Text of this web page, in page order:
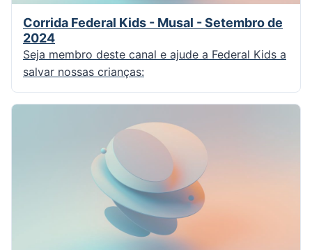
Corrida Federal Kids - Musal - Setembro de
2024
Seja membro deste canal e ajude a Federal Kids a
salvar nossas crianças: